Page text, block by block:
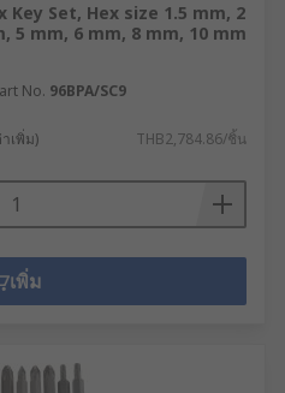
Key Set, Hex size 1.5 mm, 2
5 mm, 6 mm, 8 mm, 10 mm
No. 96BPA/SC9
เพิ่ม) THB2,784.86/ชิ้น
เพิ่ม